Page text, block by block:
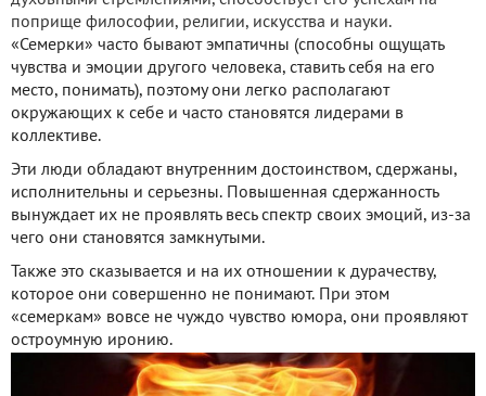
поприще философии, религии, искусства и науки.
«Семерки» часто бывают эмпатичны (способны ощущать
чувства и эмоции другого человека, ставить себя на его
место, понимать), поэтому они легко располагают
окружающих к себе и часто становятся лидерами в
коллективе.
Эти люди обладают внутренним достоинством, сдержаны,
исполнительны и серьезны. Повышенная сдержанность
вынуждает их не проявлять весь спектр своих эмоций, из-за
чего они становятся замкнутыми.
Также это сказывается и на их отношении к дурачеству,
которое они совершенно не понимают. При этом
«семеркам» вовсе не чуждо чувство юмора, они проявляют
остроумную иронию.